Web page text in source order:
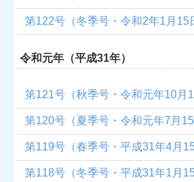
第122号（冬季号・令和2年1月15
令和元年（平成31年）
第121号（秋季号・令和元年10月
第120号（夏季号・令和元年7月15
第119号（春季号・平成31年4月15
第118号（冬季号・平成31年1月